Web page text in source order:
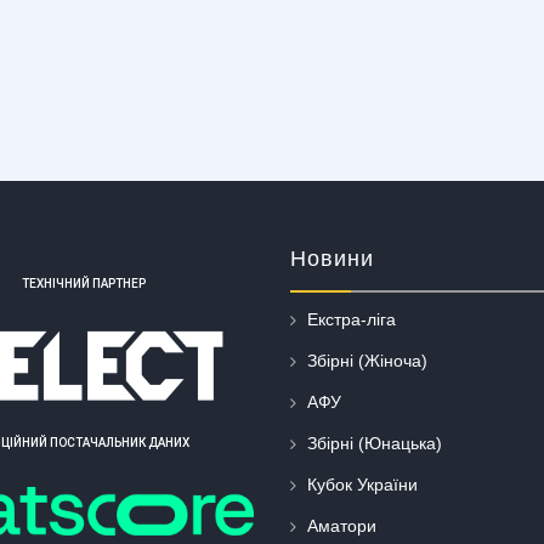
ТЕХНІЧНИЙ ПАРТНЕР
ПОСТАЧАЛЬНИК ДАНИХ
Новини
Екстра-ліга
Збірні (Жіноча)
АФУ
Збірні (Юнацька)
Кубок України
Аматори